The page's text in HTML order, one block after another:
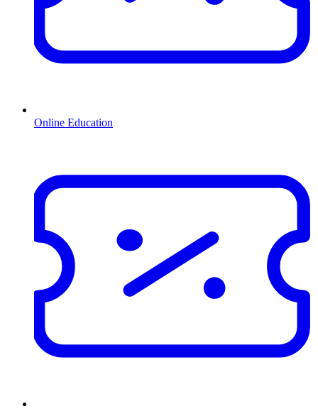
Online Education